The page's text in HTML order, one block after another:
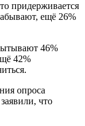
придерживается
ещё 26%
46%
42%
опроса
что